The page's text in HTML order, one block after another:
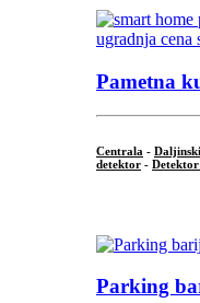
Pametna
Centrala - Daljinski
detektor -
Parking